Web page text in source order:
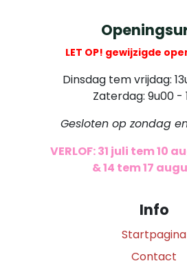
LET OP! gewijzigde
Dinsdag tem vrijdag:
Zaterdag: 9u00 -
Gesloten op zondag
VERLOF: 31 juli tem 10
& 14 tem 17
Info
Startpagina
Contact